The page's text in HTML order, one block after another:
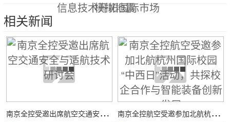
模拟地震
信息技术开拓国际市场
相关新闻
南
京全控受邀出席航空交通安全与适航技术研讨会 南
京全控航空受邀参加北航杭州国际校园“中西日”活动，共探校企合作与智能装备创新发展